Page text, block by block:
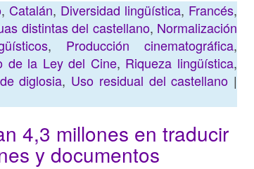
, Catalán, Diversidad lingüística, Francés,
distintas del castellano, Normalización
, Producción cinematográfica,
de la Ley del Cine, Riqueza lingüística,
diglosia, Uso residual del castellano |
4,3 millones en traducir
y documentos